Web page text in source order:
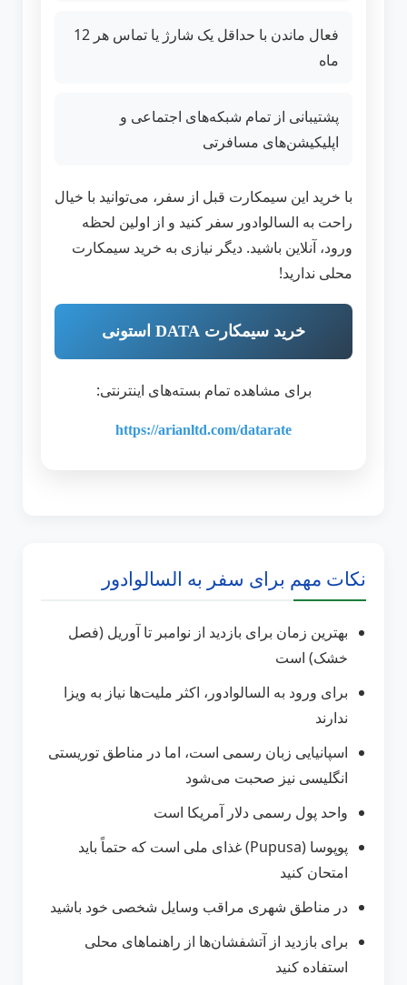
فعال ماندن با حداقل یک شارژ یا تماس هر 12
ماه
پشتیبانی از تمام شبکه‌های اجتماعی و
اپلیکیشن‌های مسافرتی
با خرید این سیمکارت قبل از سفر، می‌توانید با خیال
راحت به السالوادور سفر کنید و از اولین لحظه
ورود، آنلاین باشید. دیگر نیازی به خرید سیمکارت
محلی ندارید!
خرید سیمکارت DATA استونی
برای مشاهده تمام بسته‌های اینترنتی:
https://arianltd.com/datarate
نکات مهم برای سفر به السالوادور
بهترین زمان برای بازدید از نوامبر تا آوریل (فصل
خشک) است
برای ورود به السالوادور، اکثر ملیت‌ها نیاز به ویزا
ندارند
اسپانیایی زبان رسمی است، اما در مناطق توریستی
انگلیسی نیز صحبت می‌شود
واحد پول رسمی دلار آمریکا است
پوپوسا (Pupusa) غذای ملی است که حتماً باید
امتحان کنید
در مناطق شهری مراقب وسایل شخصی خود باشید
برای بازدید از آتشفشان‌ها از راهنماهای محلی
استفاده کنید